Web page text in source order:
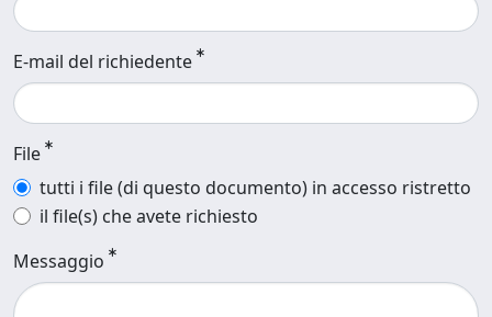
E-mail del richiedente
File
tutti i file (di questo documento) in accesso ristretto
il file(s) che avete richiesto
Messaggio